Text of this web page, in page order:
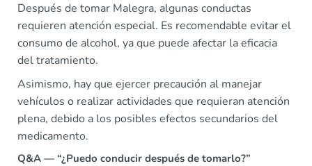
Después de tomar Malegra, algunas conductas
requieren atención especial. Es recomendable evitar el
consumo de alcohol, ya que puede afectar la eficacia
del tratamiento.
Asimismo, hay que ejercer precaución al manejar
vehículos o realizar actividades que requieran atención
plena, debido a los posibles efectos secundarios del
medicamento.
Q&A — “¿Puedo conducir después de tomarlo?”